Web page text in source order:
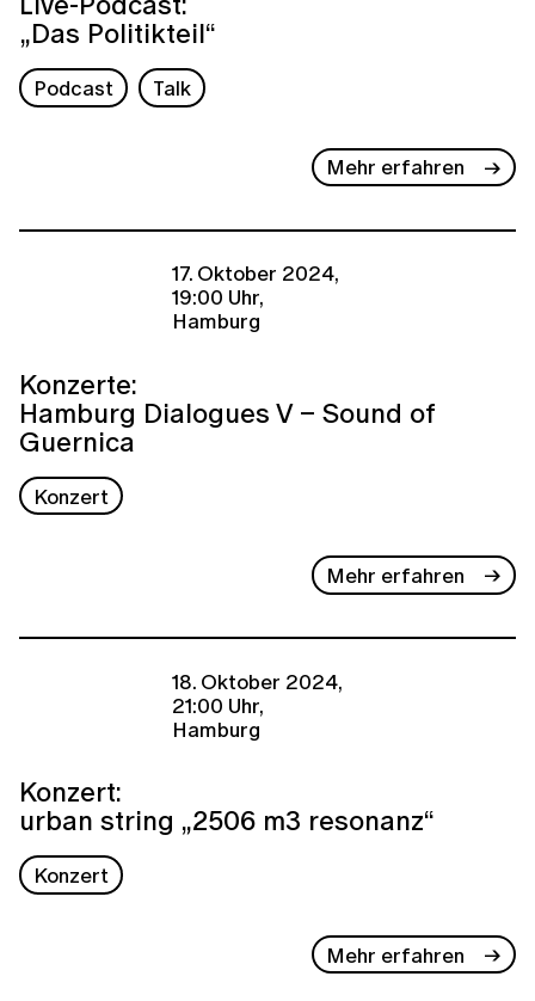
„Das Politikteil“
Podcast Talk
Mehr erfahren
17. Oktober 2024,
19:00 Uhr,
Hamburg
Konzerte:
Hamburg Dialogues V – Sound of
Guernica
Konzert
Mehr erfahren
18. Oktober 2024,
21:00 Uhr,
Hamburg
Konzert:
urban string „2506 m3 resonanz“
Konzert
Mehr erfahren